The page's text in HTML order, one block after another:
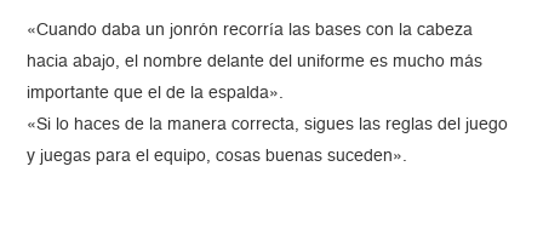
«Cuando daba un jonrón recorría las bases con la cabeza
hacia abajo, el nombre delante del uniforme es mucho más
importante que el de la espalda».
«Si lo haces de la manera correcta, sigues las reglas del juego
y juegas para el equipo, cosas buenas suceden».